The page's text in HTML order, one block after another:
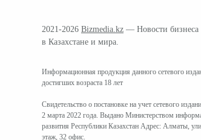
2021-2026 Bizmedia.kz — Новости бизнеса
в Казахстане и мира.
Информационная продукция данного сетевого
достигших возраста 18 лет
Свидетельство о постановке на учет сетевого
2 марта 2022 года. Выдано Министерством
развития Республики Казахстан Адрес: Алматы,
этаж, 32 офис.